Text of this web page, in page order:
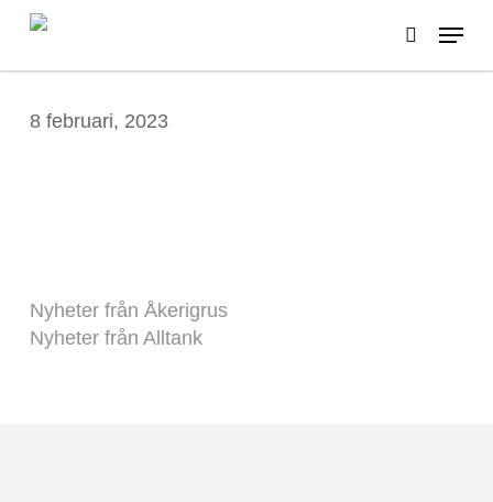
Skip
main
search
Menu
8 februari, 2023
Nyheter från Åkerigrus
Nyheter från Alltank